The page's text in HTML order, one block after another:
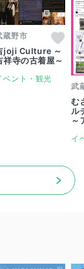
蔵野市
joji Culture ～
祥寺の古着屋～
ベント・観光
武
む
ル
～
イ